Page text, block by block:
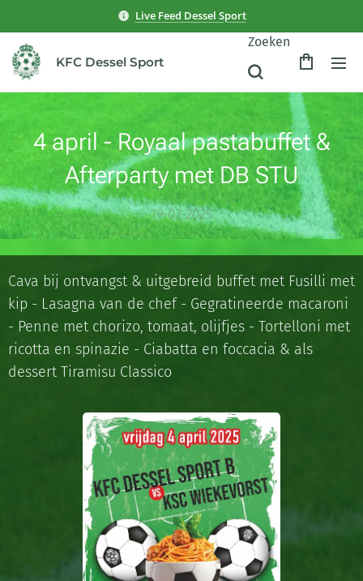
Live Feed Dessel Sport
KFC Dessel Sport
Zoeken
4 april - Royaal pastabuffet &
Afterparty met DB STU
19-03-2025
Cava bij ontvangst & uitgebreid buffet met Fusilli met
kip - Lasagna van de chef - Gegratineerde macaroni
- Penne met chorizo, tomaat, olijfjes - Tortelloni met
ricotta en spinazie - Ciabatta en foccacia & als
dessert Tiramisu Classico